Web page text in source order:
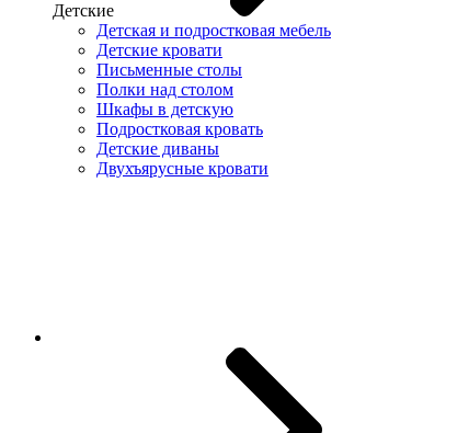
Детские
Детская и подростковая мебель
Детские кровати
Письменные столы
Полки над столом
Шкафы в детскую
Подростковая кровать
Детские диваны
Двухъярусные кровати